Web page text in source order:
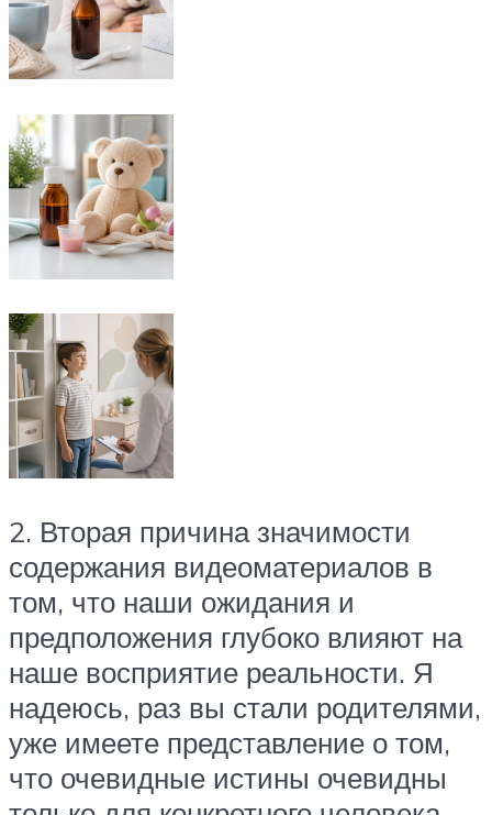
2. Вторая причина значимости
содержания видеоматериалов в
том, что наши ожидания и
предположения глубоко влияют на
наше восприятие реальности. Я
надеюсь, раз вы стали родителями,
уже имеете представление о том,
что очевидные истины очевидны